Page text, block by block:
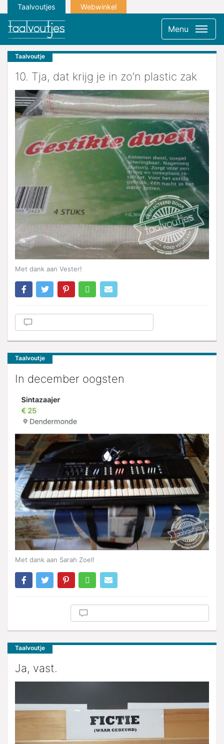
Taalvoutjes Webwinkel
Menu
Taalvoutje
10. Tja, dat krijg je in zo’n plastic zak
Met dank aan Vester!
Taalvoutje
In december oogsten
Met dank aan Sarah Zoel!
Taalvoutje
Ja, vast.